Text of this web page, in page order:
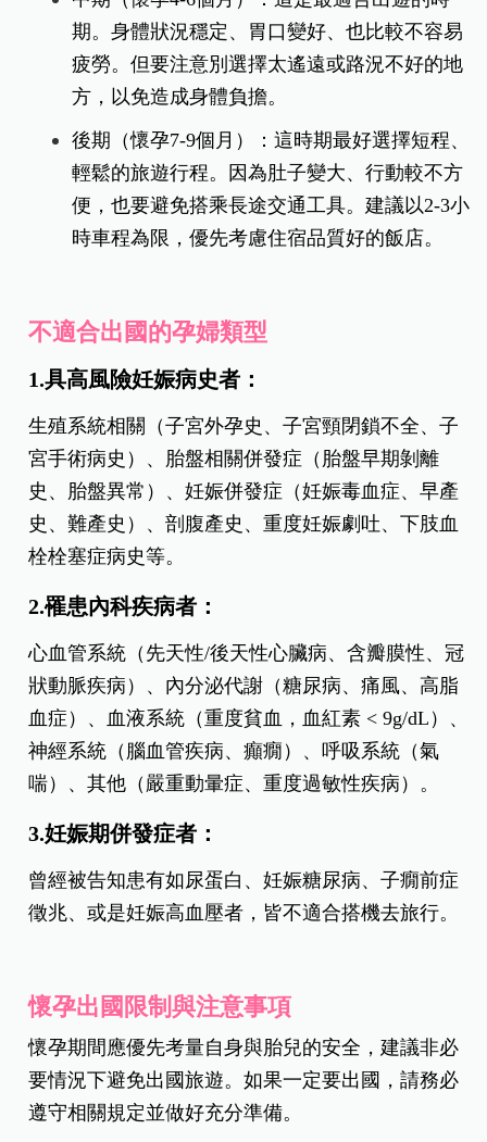
期。身體狀況穩定、胃口變好、也比較不容易
疲勞。但要注意別選擇太遙遠或路況不好的地
方，以免造成身體負擔。
後期（懷孕7-9個月）：這時期最好選擇短程、
輕鬆的旅遊行程。因為肚子變大、行動較不方
便，也要避免搭乘長途交通工具。建議以2-3小
時車程為限，優先考慮住宿品質好的飯店。
不適合出國的孕婦類型
1.具高風險妊娠病史者：
生殖系統相關（子宮外孕史、子宮頸閉鎖不全、子
宮手術病史）、胎盤相關併發症（胎盤早期剝離
史、胎盤異常）、妊娠併發症（妊娠毒血症、早產
史、難產史）、剖腹產史、重度妊娠劇吐、下肢血
栓栓塞症病史等。
2.罹患內科疾病者：
心血管系統（先天性/後天性心臟病、含瓣膜性、冠
狀動脈疾病）、內分泌代謝（糖尿病、痛風、高脂
血症）、血液系統（重度貧血，血紅素 < 9g/dL）、
神經系統（腦血管疾病、癲癇）、呼吸系統（氣
喘）、其他（嚴重動暈症、重度過敏性疾病）。
3.妊娠期併發症者：
曾經被告知患有如尿蛋白、妊娠糖尿病、子癇前症
徵兆、或是妊娠高血壓者，皆不適合搭機去旅行。
懷孕出國限制與注意事項
懷孕期間應優先考量自身與胎兒的安全，建議非必
要情況下避免出國旅遊。如果一定要出國，請務必
遵守相關規定並做好充分準備。